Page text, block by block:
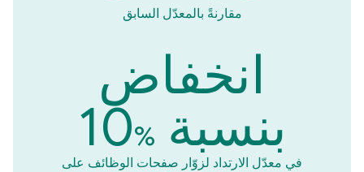
مقارنةً بالمعدّل السابق
انخفاض
بنسبة %
10
في معدّل الارتداد لزوّار صفحات الوظائف على